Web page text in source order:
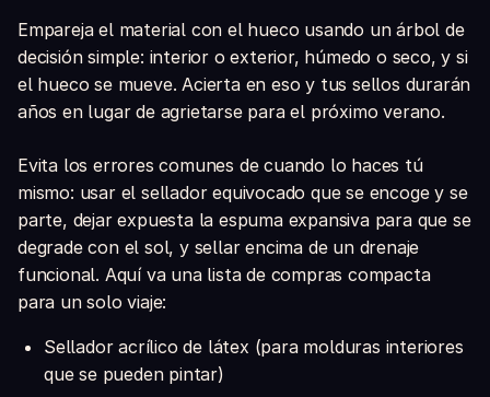
Empareja el material con el hueco usando un árbol de
decisión simple: interior o exterior, húmedo o seco, y si
el hueco se mueve. Acierta en eso y tus sellos durarán
años en lugar de agrietarse para el próximo verano.
Evita los errores comunes de cuando lo haces tú
mismo: usar el sellador equivocado que se encoge y se
parte, dejar expuesta la espuma expansiva para que se
degrade con el sol, y sellar encima de un drenaje
funcional. Aquí va una lista de compras compacta
para un solo viaje:
Sellador acrílico de látex (para molduras interiores
que se pueden pintar)